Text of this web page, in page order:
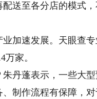
送至各分店的模式
速发展。天眼查专
家。
蓬表示，一些大型
制作流程有保障，对